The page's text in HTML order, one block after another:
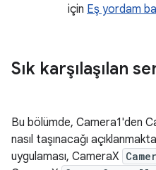
için Eş yordam
Sık karşılaşılan
Bu bölümde, Camera1'den
nasıl taşınacağı
uygulaması, CameraX